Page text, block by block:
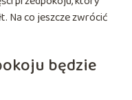
Na co jeszcze zwrócić
będzie